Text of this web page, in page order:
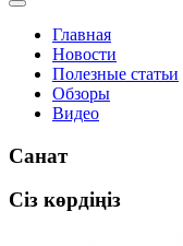
Главная
Новости
Полезные статьи
Обзоры
Видео
Санат
Сіз көрдіңіз